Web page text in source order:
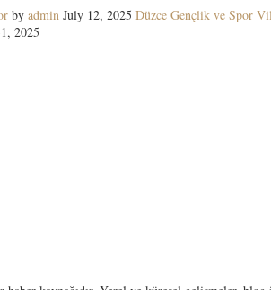
by admin July 12, 2025 Düzce Gençlik ve Spor
2025